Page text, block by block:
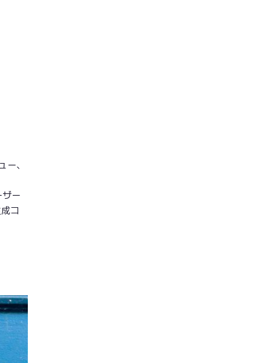
、
ー
コ